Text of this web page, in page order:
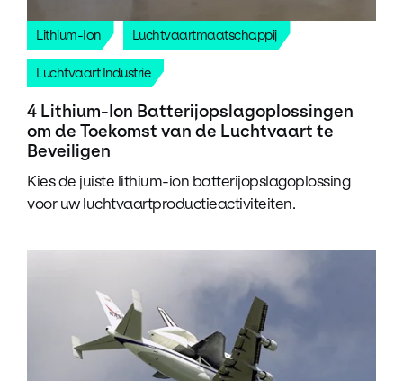
Lithium-Ion Luchtvaartmaatschappij
Luchtvaart Industrie
4 Lithium-Ion Batterijopslagoplossingen
om de Toekomst van de Luchtvaart te
Beveiligen
Kies de juiste lithium-ion batterijopslagoplossing
voor uw luchtvaartproductieactiviteiten.